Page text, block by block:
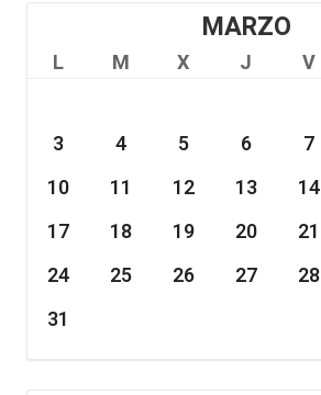
MARZO
L M X J V
3
4 5 6 7
10
11 12 13 14
17
18 19 20 21
24
25 26 27 28
31